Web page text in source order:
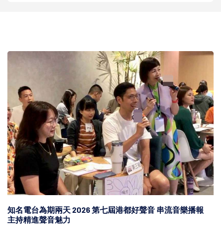
知名電台為期兩天 2026 第七屆港都好聲音 串流音樂播報
主持精進聲音魅力